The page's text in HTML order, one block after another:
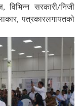
विभिन्न सरकारी/निजी
पत्रकारलगायतको